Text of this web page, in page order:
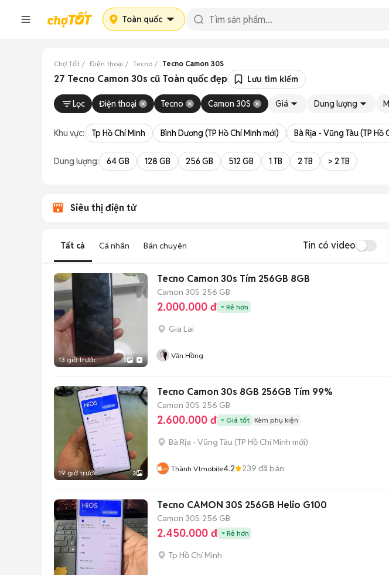
Toàn quốc
Chợ Tốt Điện thoại Tecno Tecno Camon 30S
27 Tecno Camon 30s cũ Toàn quốc đẹp Lưu tìm kiếm
Lọc Điện thoại Tecno Camon 30S Giá Dung lượng
Khu vực: Tp Hồ Chí Minh Bình Dương (TP Hồ Chí Minh mới) Bà Rịa - Vũng Tàu (TP Hồ
Dung lượng: 64 GB 128 GB 256 GB 512 GB 1 TB 2 TB > 2 TB
Siêu thị điện tử
Tất cả Cá nhân Bán chuyên Tin có video
13 giờ trước 3
Tecno Camon 30s Tím 256GB 8GB
Camon 30S 256 GB
2.000.000 đ Rẻ hơn
Gia Lai
Văn Hồng
19 giờ trước 3
Tecno Camon 30s 8GB 256GB Tím 99%
Camon 30S 256 GB
2.600.000 đ Giá tốt Kèm phụ kiện
Bà Rịa - Vũng Tàu (TP Hồ Chí Minh mới)
Thành Vtmobile4.2 239 đã bán
Tecno CAMON 30S 256GB Helio G100
Camon 30S 256 GB
2.450.000 đ Rẻ hơn
Tp Hồ Chí Minh